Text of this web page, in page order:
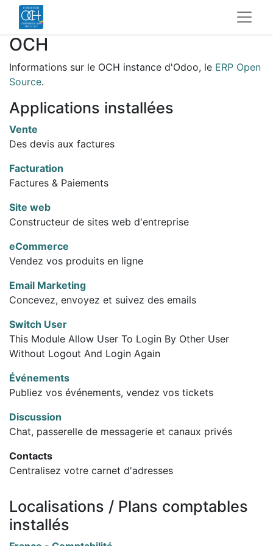
OCH
Informations sur le OCH instance d'Odoo, le ERP Open
Source.
Applications installées
Vente
Des devis aux factures
Facturation
Factures & Paiements
Site web
Constructeur de sites web d'entreprise
eCommerce
Vendez vos produits en ligne
Email Marketing
Concevez, envoyez et suivez des emails
Switch User
This Module Allow User To Login By Other User
Without Logout And Login Again
Événements
Publiez vos événements, vendez vos tickets
Discussion
Chat, passerelle de messagerie et canaux privés
Contacts
Centralisez votre carnet d'adresses
Localisations / Plans comptables
installés